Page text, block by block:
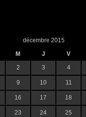
décembre 2015
M J V
2 3 4
9 10 11
16 17 18
23 24 25